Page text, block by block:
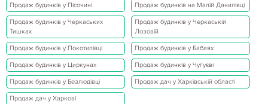
Продаж будинків у Пісочині Продаж будинків на Малій Данилівці
Продаж будинків у Черкаських
Тишках
Продаж будинків у Черкаській
Лозовій
Продаж будинків у Покотилівці Продаж будинків у Бабаях
Продаж будинків у Циркунах Продаж будинків у Чугуєві
Продаж будинків у Безлюдівці Продаж дач у Харківській області
Продаж дач у Харкові